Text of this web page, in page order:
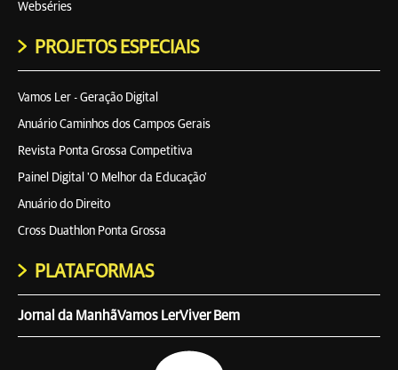
Webséries
PROJETOS ESPECIAIS
Vamos Ler - Geração Digital
Anuário Caminhos dos Campos Gerais
Revista Ponta Grossa Competitiva
Painel Digital 'O Melhor da Educação'
Anuário do Direito
Cross Duathlon Ponta Grossa
PLATAFORMAS
Jornal da ManhãVamos LerViver Bem